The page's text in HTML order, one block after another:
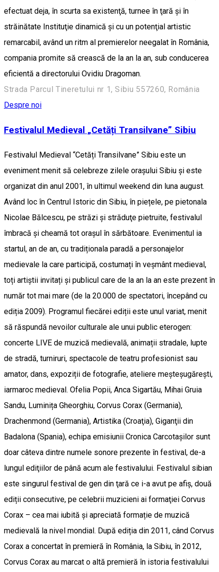
efectuat deja, în scurta sa existenţă, turnee în ţară şi în
străinătate Instituţie dinamică şi cu un potenţial artistic
remarcabil, având un ritm al premierelor neegalat în România,
compania promite să crească de la an la an, sub conducerea
eficientă a directorului Ovidiu Dragoman.
Strada Parcul Tineretului nr 1, Sibiu 557260, România
Despre noi
Festivalul Medieval „Cetăți Transilvane” Sibiu
Festivalul Medieval “Cetăți Transilvane” Sibiu este un
eveniment menit să celebreze zilele orașului Sibiu şi este
organizat din anul 2001, în ultimul weekend din luna august.
Având loc în Centrul Istoric din Sibiu, în piețele, pe pietonala
Nicolae Bălcescu, pe străzi și străduţe pietruite, festivalul
îmbracă și cheamă tot orașul în sărbătoare. Evenimentul ia
startul, an de an, cu tradiționala paradă a personajelor
medievale la care participă, costumați în veșmânt medieval,
toți artiștii invitați și publicul care de la an la an este prezent în
număr tot mai mare (de la 20.000 de spectatori, începând cu
ediția 2009). Programul fiecărei ediții este unul variat, menit
să răspundă nevoilor culturale ale unui public eterogen:
concerte LIVE de muzică medievală, animații stradale, lupte
de stradă, turniruri, spectacole de teatru profesionist sau
amator, dans, expoziții de fotografie, ateliere meşteșugărești,
iarmaroc medieval. Ofelia Popii, Anca Sigartău, Mihai Gruia
Sandu, Luminița Gheorghiu, Corvus Corax (Germania),
Drachenmond (Germania), Artistika (Croaţia), Giganţii din
Badalona (Spania), echipa emisiunii Cronica Carcotaşilor sunt
doar câteva dintre numele sonore prezente în festival, de-a
lungul ediţiilor de până acum ale festivalului. Festivalul sibian
este singurul festival de gen din ţară ce i-a avut pe afiş, două
ediții consecutive, pe celebrii muzicieni ai formaţiei Corvus
Corax – cea mai iubită și apreciată formație de muzică
medievală la nivel mondial. După ediția din 2011, când Corvus
Corax a concertat în premieră în România, la Sibiu, în 2012,
Corvus Corax au marcat o altă premieră în istoria festivalului